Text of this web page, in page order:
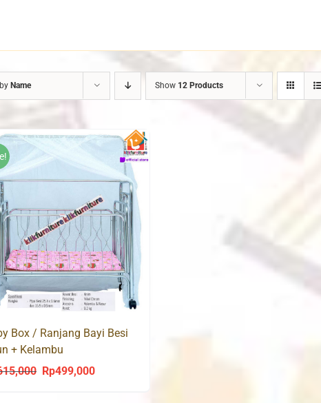
Name Show 12 Products
Box / Ranjang Bayi Besi
+ Kelambu
Original
Rp499,000Current